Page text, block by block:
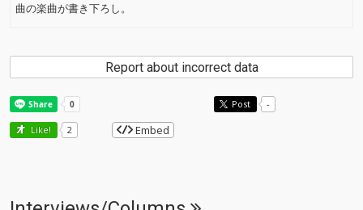
曲の楽曲が書き下ろし。
Report about incorrect data
Post -
Like! 2 Embed